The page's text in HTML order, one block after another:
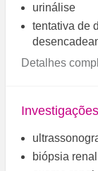
urinálise
tentativa de
Detalhes
biópsia renal